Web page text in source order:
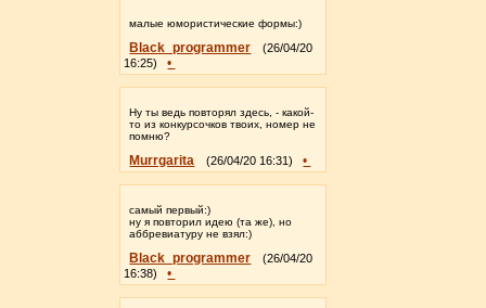
малые юмористические формы:)
Black_programmer
(26/04/20
16:25)
•
Ну ты ведь повторял здесь, - какой-
то из конкурсочков твоих, номер не
помню?
Murrgarita (26/04/20 16:31) •
самый первый:)
ну я повторил идею (та же), но
аббревиатуру не взял:)
Black_programmer
(26/04/20
16:38)
•